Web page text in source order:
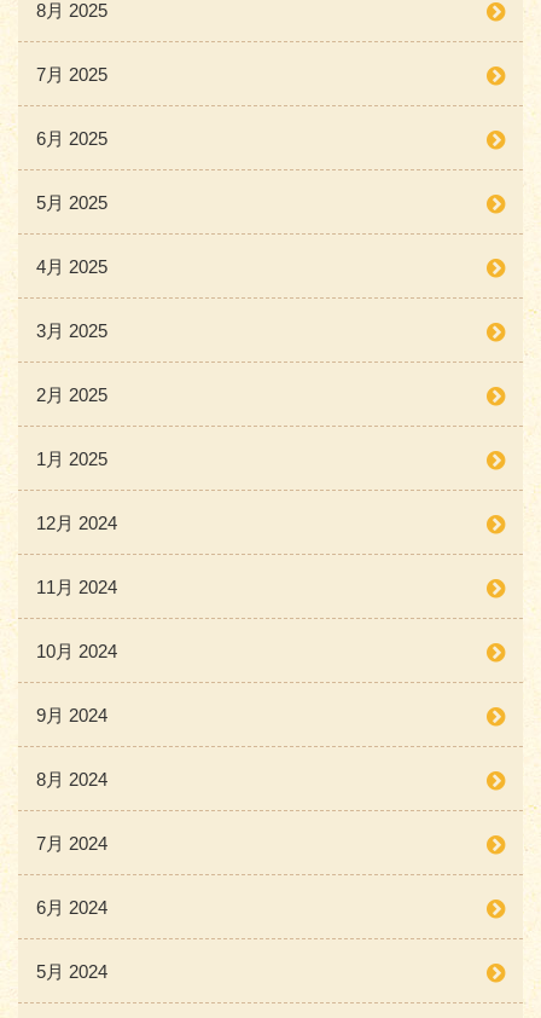
8月 2025
7月 2025
6月 2025
5月 2025
4月 2025
3月 2025
2月 2025
1月 2025
12月 2024
11月 2024
10月 2024
9月 2024
8月 2024
7月 2024
6月 2024
5月 2024